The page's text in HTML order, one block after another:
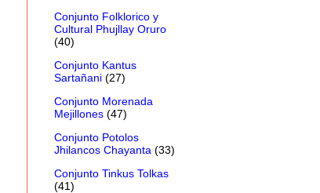
Conjunto Folklorico y
Cultural Phujllay Oruro
(40)
Conjunto Kantus
Sartañani (27)
Conjunto Morenada
Mejillones (47)
Conjunto Potolos
Jhilancos Chayanta (33)
Conjunto Tinkus Tolkas
(41)